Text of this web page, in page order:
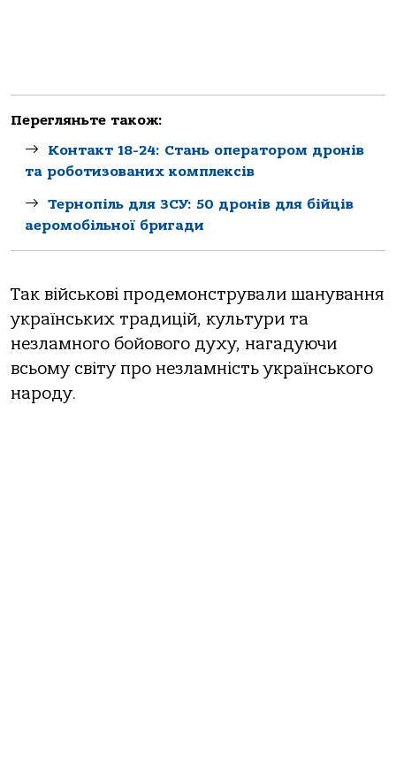
Перегляньте також:
Контакт 18-24: Стань оператором дронів
та роботизованих комплексів
Тернопіль для ЗСУ: 50 дронів для бійців
аеромобільної бригади
Так військові продемонстрували шанування
українських традицій, культури та
незламного бойового духу, нагадуючи
всьому світу про незламність українського
народу.